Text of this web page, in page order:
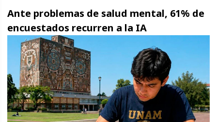
Ante problemas de salud mental, 61% de
encuestados recurren a la IA